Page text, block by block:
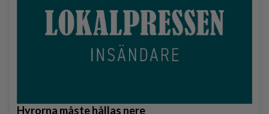
Hyrorna måste hållas nere